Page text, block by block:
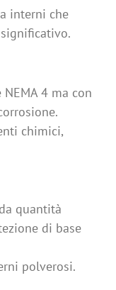
interni che
NEMA 4 ma con
chimici,
quantità
di base
polverosi.